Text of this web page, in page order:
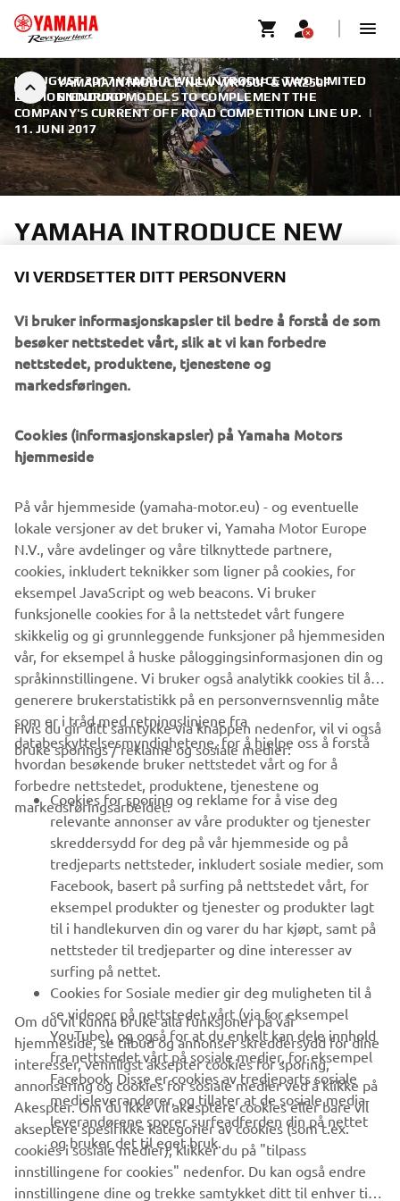
YAMAHA INTRODUCE NEW WR450F & WR250F
ENDUROGP
IN AUGUST 2017 YAMAHA WILL INTRODUCE TWO LIMITED
EDITION ENDURO MODELS TO COMPLEMENT THE
COMPANY'S CURRENT OFF ROAD COMPETITION LINE UP.
|
11. JUNI 2017
YAMAHA INTRODUCE NEW
ENDUROGP
These specially developed enduro race bikes are inspired
by the Outsiders Yamaha Official Enduro Team factory
machine that took Loïc Larrieu to 3rd overall in the 2016
E2 World Enduro Championship, and secured an EnduroGP
Based on Yamaha's WRF production bikes, the new
WR450F EnduroGP & WR250F EnduroGP come with a
range of exclusive features as standard, and are aimed at
closed circuit enduro riders who are looking for added
performance, style and exclusivity.
VIRKSOMHET
B2B
UTFORSK YAMAHA
FAQ & SUPPORT
NYHETSBREV
Vær den første til å lære om de siste tilbudene, spesielle
arrangementer, nye utgivelser og mye mer
ABONNER
Les vår personvernerklæring for å lære hvordan vi behandler dine
personopplysninger:
Retningslinjer for Personvern
VI VERDSETTER DITT PERSONVERN
Vi bruker informasjonskapsler til bedre å forstå de som
besøker nettstedet vårt, slik at vi kan forbedre
nettstedet, produktene, tjenestene og
markedsføringen.
Cookies (informasjonskapsler) på Yamaha Motors
hjemmeside
På vår hjemmeside (yamaha-motor.eu) - og eventuelle
lokale versjoner av det bruker vi, Yamaha Motor Europe
N.V., våre avdelinger og våre tilknyttede partnere,
cookies, inkludert teknikker som ligner på cookies, for
eksempel JavaScript og web beacons. Vi bruker
funksjonelle cookies for å la nettstedet vårt fungere
skikkelig og gi grunnleggende funksjoner på hjemmesiden
vår, for eksempel å huske påloggingsinformasjonen din og
språkinnstillingene. Vi bruker også analytikk cookies til å
generere brukerstatistikk på en personvernsvennlig måte
som er i tråd med retningslinjene fra
databeskyttelsesmyndighetene, for å hjelpe oss å forstå
hvordan besøkende bruker nettstedet vårt og for å
forbedre nettstedet, produktene, tjenestene og
markedsføringsarbeidet.
Hvis du gir ditt samtykke via knappen nedenfor, vil vi også
bruke sporings / reklame og sosiale medier:
Cookies for sporing og reklame for å vise deg
relevante annonser av våre produkter og tjenester
skreddersydd for deg på vår hjemmeside og på
tredjeparts nettsteder, inkludert sosiale medier, som
Facebook, basert på surfing på nettstedet vårt, for
eksempel produkter og tjenester og produkter lagt
til i handlekurven din og varer du har kjøpt, samt på
nettsteder til tredjeparter og dine interesser av
surfing på nettet.
Cookies for Sosiale medier gir deg muligheten til å
se videoer på nettstedet vårt (via for eksempel
YouTube), og også for at du enkelt kan dele innhold
fra nettstedet vårt på sosiale medier, for eksempel
Facebook. Disse er cookies av tredjeparts sosiale
medieleverandører, og tillater at de sosiale media-
leverandørene sporer surfeadferden din på nettet
og bruker det til eget bruk.
Om du vil kunna bruke alla funksjoner på vår
hjemmeside, se tilbud og annonser skreddersydd for dine
interesser, vennligst aksepter cookies for sporing,
annonsering og cookies for sosiale medier ved å klikke på
Akespter. Om du ikke vil akesptere cookies eller bare vil
akseptere spesifikke kategorier av cookies (som t.ex.
cookies i sosiale medier), klikker du på "tilpass
innstillingene for cookies" nedenfor. Du kan også endre
innstillingene dine og trekke samtykket ditt til enhver tid